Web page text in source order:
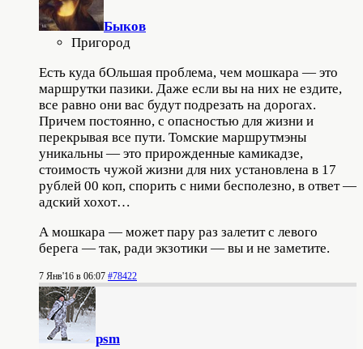
Быков
Пригород
Есть куда бОльшая проблема, чем мошкара — это
маршрутки пазики. Даже если вы на них не ездите,
все равно они вас будут подрезать на дорогах.
Причем постоянно, с опасностью для жизни и
перекрывая все пути. Томские маршрутмэны
уникальны — это прирожденные камикадзе,
стоимость чужой жизни для них установлена в 17
рублей 00 коп, спорить с ними бесполезно, в ответ —
адский хохот…
А мошкара — может пару раз залетит с левого
берега — так, ради экзотики — вы и не заметите.
7 Янв'16 в 06:07 #78422
psm